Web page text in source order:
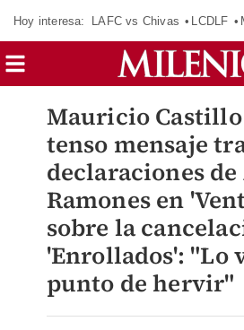
Hoy interesa: LAFC vs Chivas LCDLF
Mauricio
tenso mensaje
declaraciones
Ramones en
sobre la
'Enrollados': "Lo
punto de hervir"